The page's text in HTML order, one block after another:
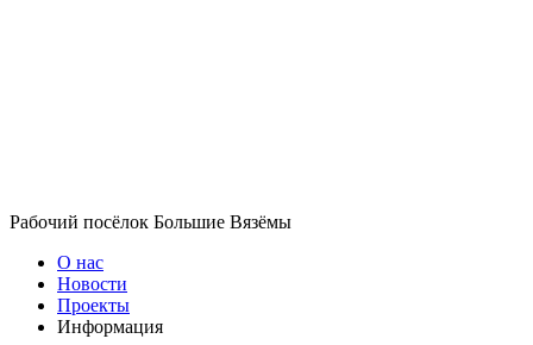
Рабочий посёлок Большие Вязёмы
О нас
Новости
Проекты
Информация